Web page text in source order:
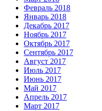
Февраль 2018
Январь 2018
Декабрь 2017
Ноябрь 2017
Октябрь 2017
Сентябрь 2017
Август 2017
Июль 2017
Июнь 2017
Май 2017
Апрель 2017
Март 2017